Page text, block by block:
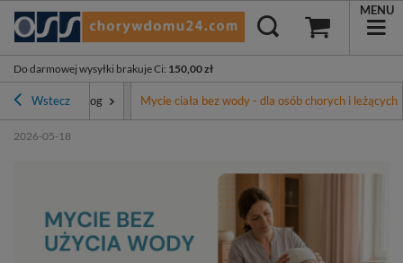
Do darmowej wysyłki brakuje Ci: 150,00 zł
MENU
Wstecz
główna Blog Mycie ciała bez wody - dla osób chorych i leżących
2026-05-18